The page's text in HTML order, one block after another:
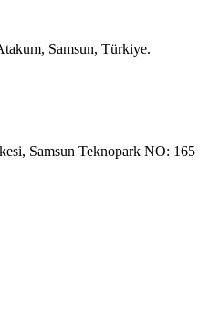
Samsun, Türkiye.
Samsun Teknopark NO: 165